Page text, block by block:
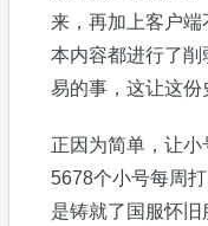
来，再加上客户端
本内容都进行了
易的事，这让这份
正因为简单，让小
5678个小号每周
是铸就了国服怀